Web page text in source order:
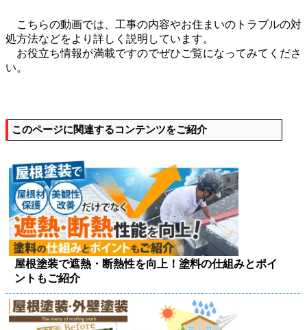
こちらの動画では、工事の内容やお住まいのトラブルの対
処方法などをより詳しく説明しています。
お役立ち情報が満載ですのでぜひご覧になってみてくださ
い。
このページに関連するコンテンツをご紹介
屋根塗装で遮熱・断熱性を向上！塗料の仕組みとポイ
ントもご紹介